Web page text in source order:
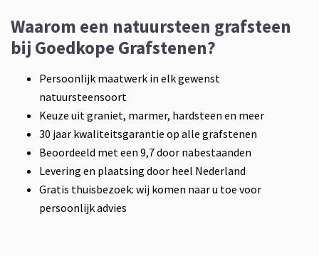
Waarom een natuursteen grafsteen
bij Goedkope Grafstenen?
Persoonlijk maatwerk in elk gewenst
natuursteensoort
Keuze uit graniet, marmer, hardsteen en meer
30 jaar kwaliteitsgarantie op alle grafstenen
Beoordeeld met een 9,7 door nabestaanden
Levering en plaatsing door heel Nederland
Gratis thuisbezoek: wij komen naar u toe voor
persoonlijk advies